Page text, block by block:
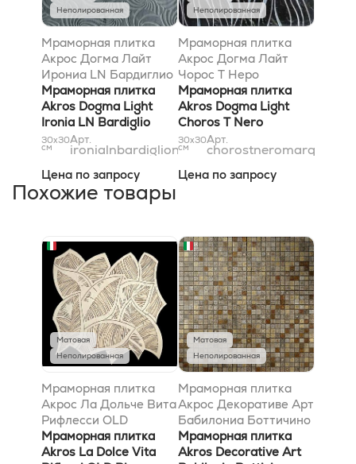
Неполированная
Мраморная плитка
Акрос Догма Лайт
Ирониа LN Бардиглио
Натурале 30,5x30,5
Мраморная плитка
Akros Dogma Light
Ironia LN Bardiglio
Naturale 30,5x30,5
30x30
см
Арт.
ironialnbardiglionaturale31x31
Цена по запросу
Неполированная
Мраморная плитка
Акрос Догма Лайт
Чорос T Неро
Марквиниа Сильвер
30,5x30,5
Мраморная плитка
Akros Dogma Light
Choros T Nero
Marquinia Silver
30,5x30,5
30x30
см
Арт.
Цена по запросу
Похожие товары
Матовая
Неполированная
Мраморная плитка
Акрос Ла Дольче Вита
Рифлесси OLD
Бьянконе 29x29
Мраморная плитка
Akros La Dolce Vita
Матовая
Неполированная
Мраморная плитка
Акрос Декоративе Арт
Бабилониа Боттичино
Бьянконе Джалло
Реале Травертино
Мраморная плитка
Akros Decorative Art